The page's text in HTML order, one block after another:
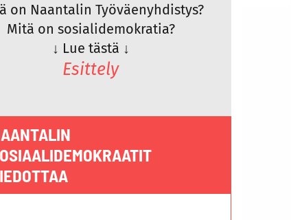
on Naantalin Työväenyhdistys?
Mitä on sosialidemokratia?
↓ Lue tästä ↓
Esittely